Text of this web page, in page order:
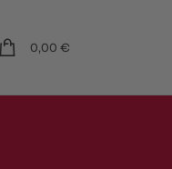
0,00 €